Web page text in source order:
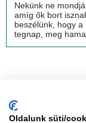
Nekünk ne
amíg ők bort
beszélünk, hogy
tegnap, meg
Oldalunk süti/